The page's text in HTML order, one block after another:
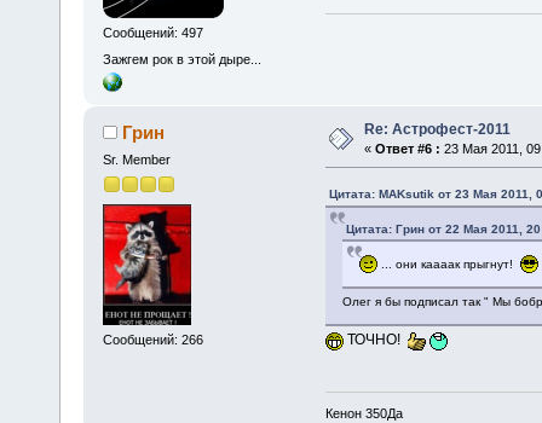
Сообщений: 497
Зажгем рок в этой дыре...
Грин
Sr. Member
Сообщений: 266
Re: Астрофест-2011
« Ответ #6 : 23 Мая 2011,
Цитата: MAKsutik от 23 Мая 2011,
Цитата: Грин от 22 Мая 2011,
... они каааак прыгнут!
Олег я бы подписал так " Мы
ТОЧНО!
Кенон 350Да